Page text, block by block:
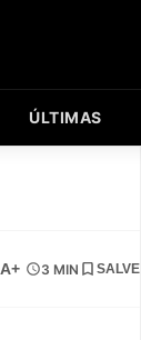
ÚLTIMAS
A+ 3 MIN SALVE